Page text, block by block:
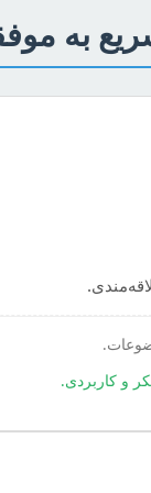
به
و کاربردی.